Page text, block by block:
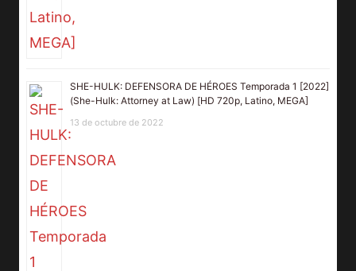
SHE-HULK: DEFENSORA DE HÉROES Temporada 1 [2022]
(She-Hulk: Attorney at Law) [HD 720p, Latino, MEGA]
13 de octubre de 2022